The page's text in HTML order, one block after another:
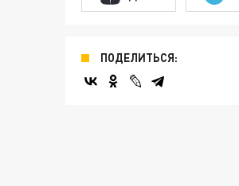
ПОДЕЛИТЬСЯ: